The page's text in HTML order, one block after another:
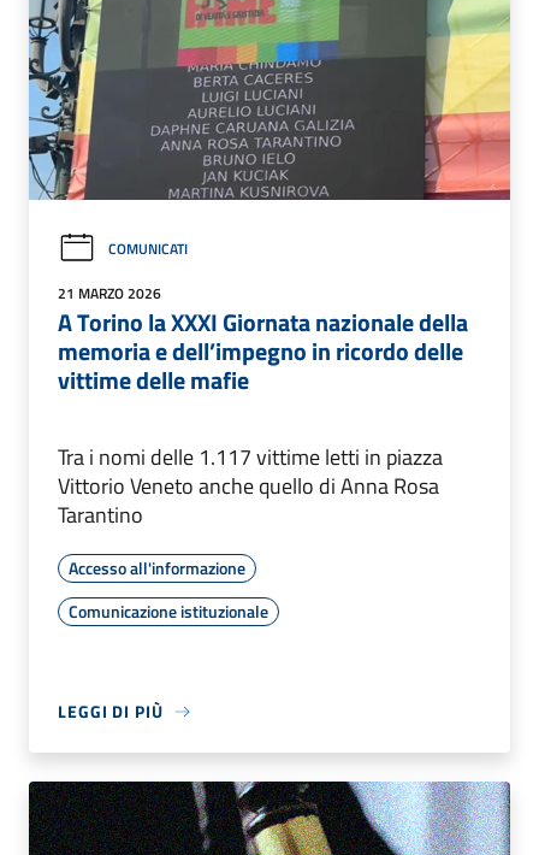
COMUNICATI
21 MARZO 2026
A Torino la XXXI Giornata nazionale della
memoria e dell’impegno in ricordo delle
vittime delle mafie
Tra i nomi delle 1.117 vittime letti in piazza
Vittorio Veneto anche quello di Anna Rosa
Tarantino
Accesso all'informazione
Comunicazione istituzionale
LEGGI DI PIÙ